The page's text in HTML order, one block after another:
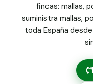
Panel malla H.
Poste malla
Poste malla
Alambre de
Abrazadera
fincas: mallas,
suministra mallas,
toda España